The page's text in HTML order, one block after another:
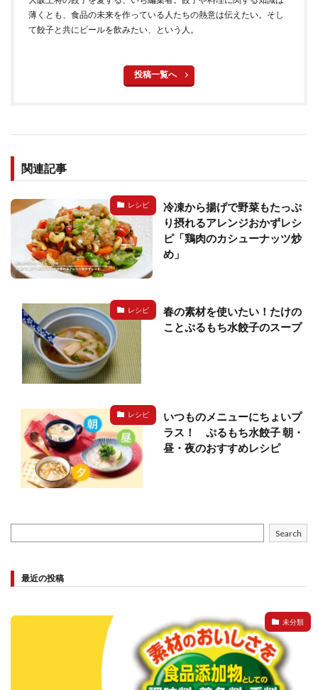
薄くとも、食品の未来を作っている人たちの熱意は伝えたい。そし
て餃子と共にビールを飲みたい、という人。
投稿一覧へ
関連記事
レシピ
冷凍から揚げで野菜もたっぷ
り摂れるアレンジおかずレシ
ピ「鶏肉のカシューナッツ炒
め」
レシピ
春の素材を使いたい！たけの
ことぷるもち水餃子のスープ
レシピ
いつものメニューにちょいプ
ラス！ ぷるもち水餃子 朝・
昼・夜のおすすめレシピ
Search
最近の投稿
未分類